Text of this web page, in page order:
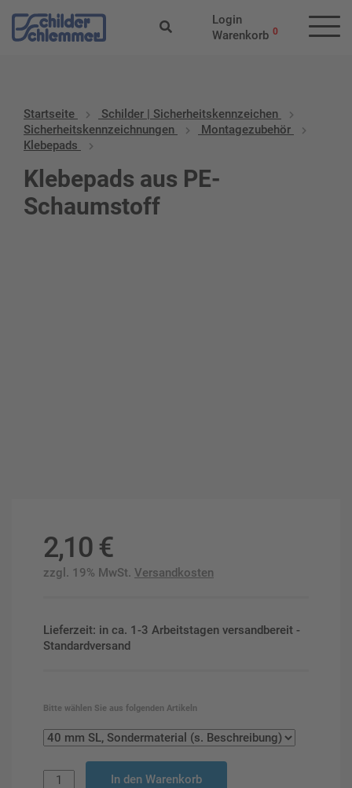
Login
Warenkorb 0
Startseite
Schilder | Sicherheitskennzeichen
Sicherheitskennzeichnungen
Montagezubehör
Klebepads
Klebepads aus PE-
Schaumstoff
2,10 €
zzgl. 19% MwSt. Versandkosten
Lieferzeit: in ca. 1-3 Arbeitstagen versandbereit -
Standardversand
Bitte wählen Sie aus folgenden Artikeln
In den Warenkorb